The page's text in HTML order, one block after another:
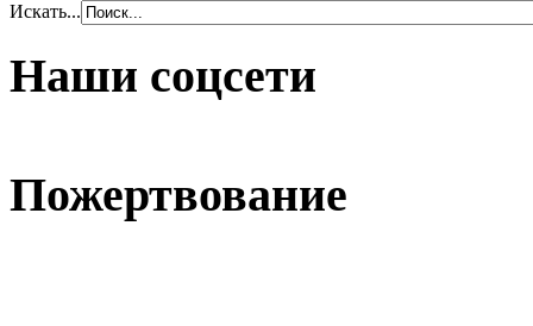
Искать...
Наши соцсети
Пожертвование